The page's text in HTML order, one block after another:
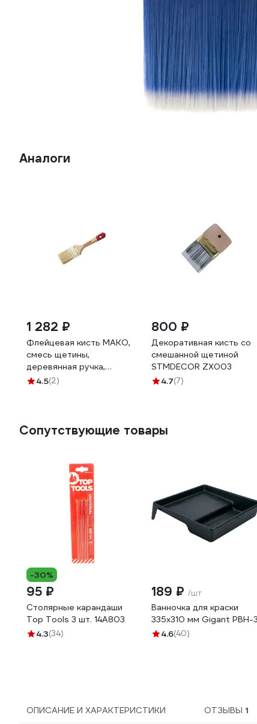
Аналоги
1 282 ₽
Флейцевая кисть MAKO,
смесь щетины,
деревянная ручка,
латунированная оправа
4.5(2)
800 ₽
Декоративная кисть со
смешанной щетиной
STMDECOR ZX003
4.7(7)
Сопутствующие товары
-30%
95 ₽
Столярные карандаши
Top Tools 3 шт. 14A803
4.3(34)
189 ₽ /шт
Ванночка для краски
335х310 мм Gigant PBH-3
4.6(40)
ОПИСАНИЕ И ХАРАКТЕРИСТИКИ ОТЗЫВЫ 1